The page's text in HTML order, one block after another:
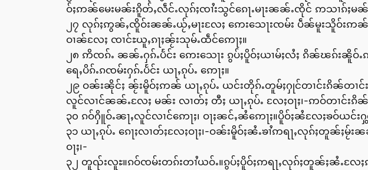
ဝ်ႈဢၼ်မေးမၼ်းၵိူတ်ႇလဵင်ႉလုၵ်ႈၸၢႆးသွင်ၵေႃႉမႃးၼၼ်ႉၸိုင် ဢသၢၵ်ႈမၼ်
၂၇ လုၵ်ႈဢွၼ်ႇၸိူဝ်းၼၼ်ႉယႂ်ႇမႃးလႄႈ ဢေးသေႃးၸမ်း ပဵၼ်မူးသိူဝ်း
ဝၢၼ်လႄႈ ၸၢင်ႊယူႇၵႃႈၼႂ်းသုမ်ႉထဵင်ဢေႃႈ။
၂၈ ဢိၸၵ်ႉ ၼၼ်ႉႁၵ်ႉပႅင်း ဢေးသေႃး ၵွပ်ႈပိူဝ်ႈယၢမ်ႈလႆႈ ၵိၼ်ၽၵ်းၼိူ
ရေႇပိၵ်ႉၵၸမ်းႁၵ်ႉပႅင်း ယႃႇၵုပ်ႉ ဢေႃႈ။
၂၉ ဝၼ်းၼိုင်ႈ ၼႂ်းမိူဝ်ႈဢၼ် ယႃႇၵုပ်ႉ ယင်းတိုၵ်ႉတူမ်ႈႁုင်တၢင်းၵိၼ်တၢင်
လူင်လၢင်ၼၼ်ႉလႄႈ မၼ်း လၢတ်ႈ တီႈ ယႃႇၵုပ်ႉ လႄႈဝႃႈ၊-ဢဝ်တၢင်
၃၀ ၵဝ်ႁိူဝ်ႉၼႃႇလူင်လၢင်ဢေႃႈ၊ ဝႃႈၼင်ႇၼႆဢေႃႈ။ပိူဝ်ႈၼႆလႄႈၶဝ်ယင်းႁွ
၃၁ ယႃႇၵုပ်ႉ ၵေႃႈလၢတ်ႈလႄႈဝႃႈ၊-ဝၼ်းမိူဝ်ႈၼႆႉၶၢႆဢရႃႇလုၵ်ႈတူၼ်ႈ
ဝႃႈ၊-
၃၂ တူၺ်းလူႊ။ၵဝ်ၸမ်းတၵ်းတၢႆယဝ်ႉ။ၵွပ်ႈပိူဝ်ႈဢရႃႇလုၵ်ႈတူၼ်ႈၼႆႉလႄႈၵဝ်